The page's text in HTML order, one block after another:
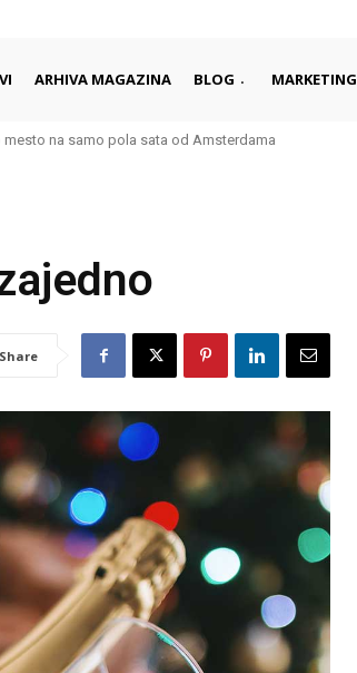
ARHIVA MAGAZINA BLOG MARKETING
na samo pola sata od Amsterdama
Share